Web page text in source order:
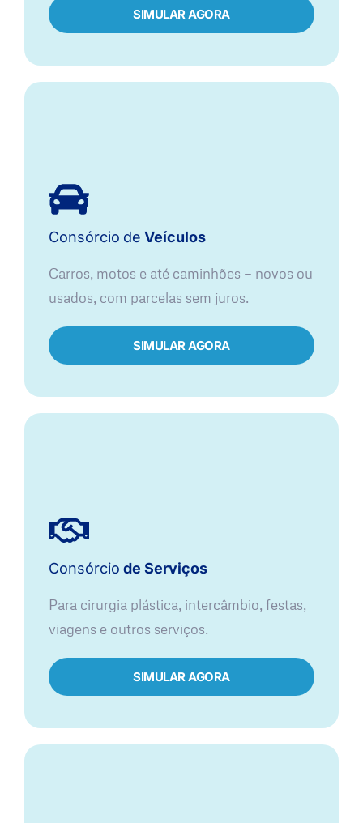
SIMULAR AGORA​
Consórcio de Veículos
Carros, motos e até caminhões — novos ou
usados, com parcelas sem juros.
SIMULAR AGORA
Consórcio de Serviços
Para cirurgia plástica, intercâmbio, festas,
viagens e outros serviços.
SIMULAR AGORA